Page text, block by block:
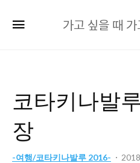
가고 싶을 때
코타키나발
장
-여행/코타키나발루 2016-